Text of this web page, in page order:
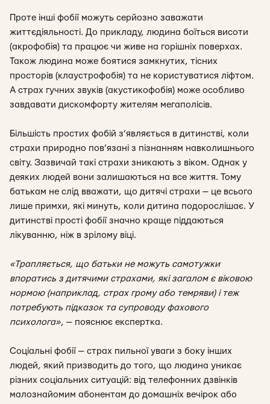
Проте інші фобії можуть серйозно заважати
життєдіяльності. До прикладу, людина боїться висоти
(акрофобія) та працює чи живе на горішніх поверхах.
Також людина може боятися замкнутих, тісних
просторів (клаустрофобія) та не користуватися ліфтом.
А страх гучних звуків (акустикофобія) може особливо
завдавати дискомфорту жителям мегаполісів.
Більшість простих фобій з’являється в дитинстві, коли
страхи природно пов’язані з пізнанням навколишнього
світу. Зазвичай такі страхи зникають з віком. Однак у
деяких людей вони залишаються на все життя. Тому
батькам не слід вважати, що дитячі страхи — це всього
лише примхи, які минуть, коли дитина подорослішає. У
дитинстві прості фобії значно краще піддаються
лікуванню, ніж в зрілому віці.
«Трапляється, що батьки не можуть самотужки
впоратись з дитячими страхами, які загалом є віковою
нормою (наприклад, страх грому або темряви) і теж
потребують підказок та супроводу фахового
психолога», — пояснює експертка.
Соціальні фобії — страх пильної уваги з боку інших
людей, який призводить до того, що людина уникає
різних соціальних ситуацій: від телефонних дзвінків
малознайомим абонентам до домашніх вечірок або